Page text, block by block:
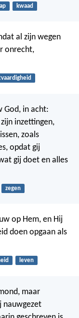
kwaad
al zijn wegen
onrecht,
God, in acht:
inzettingen,
zoals
opdat gij
gij doet en alles
zegen
op Hem, en Hij
doen opgaan als
leven
maar
nauwgezet